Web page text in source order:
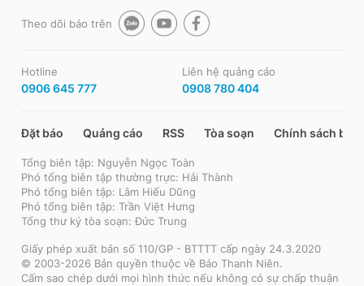
Theo dõi báo trên
Hotline
0906 645 777
Liên hệ quảng cáo
0908 780 404
Đặt báo Quảng cáo RSS Tòa soạn Chính sách bảo
Tổng biên tập: Nguyễn Ngọc Toàn
Phó tổng biên tập thường trực: Hải Thành
Phó tổng biên tập: Lâm Hiếu Dũng
Phó tổng biên tập: Trần Việt Hưng
Tổng thư ký tòa soạn: Đức Trung
Giấy phép xuất bản số 110/GP - BTTTT cấp ngày 24.3.2020
© 2003-2026 Bản quyền thuộc về Báo Thanh Niên.
Cấm sao chép dưới mọi hình thức nếu không có sự chấp thuận